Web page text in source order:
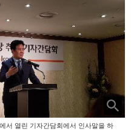
서 열린 기자간담회에서 인사말을 하